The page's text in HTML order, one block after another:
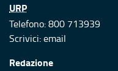
URP
Telefono: 800 713939
Scrivici:email
Redazione